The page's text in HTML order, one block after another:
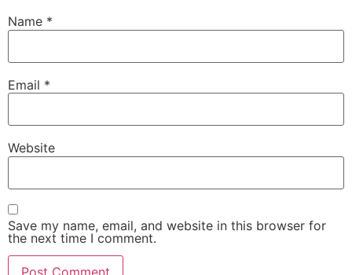
Name *
Email *
Website
Save my name, email, and website in this browser for
the next time I comment.